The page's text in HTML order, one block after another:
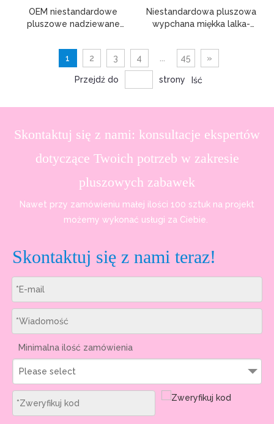
OEM niestandardowe
pluszowe nadziewane
lalka prezent dla dziecka
Niestandardowa pluszowa
wypchana miękka lalka-
hipopotam
1
2 3 4 45 »
Przejdź do strony Iść
Skontaktuj się z nami: konsultacje ekspertów
dotyczące Twoich potrzeb w zakresie
pluszowych zabawek
Nawet przy zamówieniu małej ilości 100 sztuk na projekt
możemy wykonać usługi za Ciebie.
Skontaktuj się z nami teraz!
Minimalna ilość zamówienia
Please select